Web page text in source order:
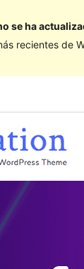
se ha
recientes de